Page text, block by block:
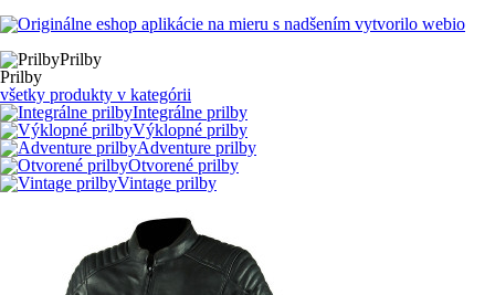
s nadšením vytvorilo webio
Prilby
Prilby
všetky produkty v kategórii
Integrálne prilby
Výklopné prilby
Adventure prilby
Otvorené prilby
Vintage prilby